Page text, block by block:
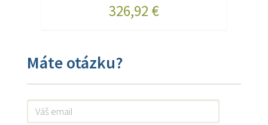
326,92 €
Máte otázku?